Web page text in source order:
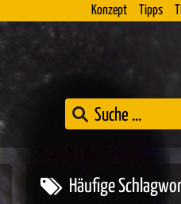
Konzept Tipps
Häufige